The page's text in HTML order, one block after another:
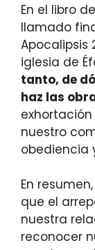
En el libro
llamado
Apocalipsis
iglesia de
tanto, de
haz las
nuestro
obediencia
En
que el
nuestra
reconocer